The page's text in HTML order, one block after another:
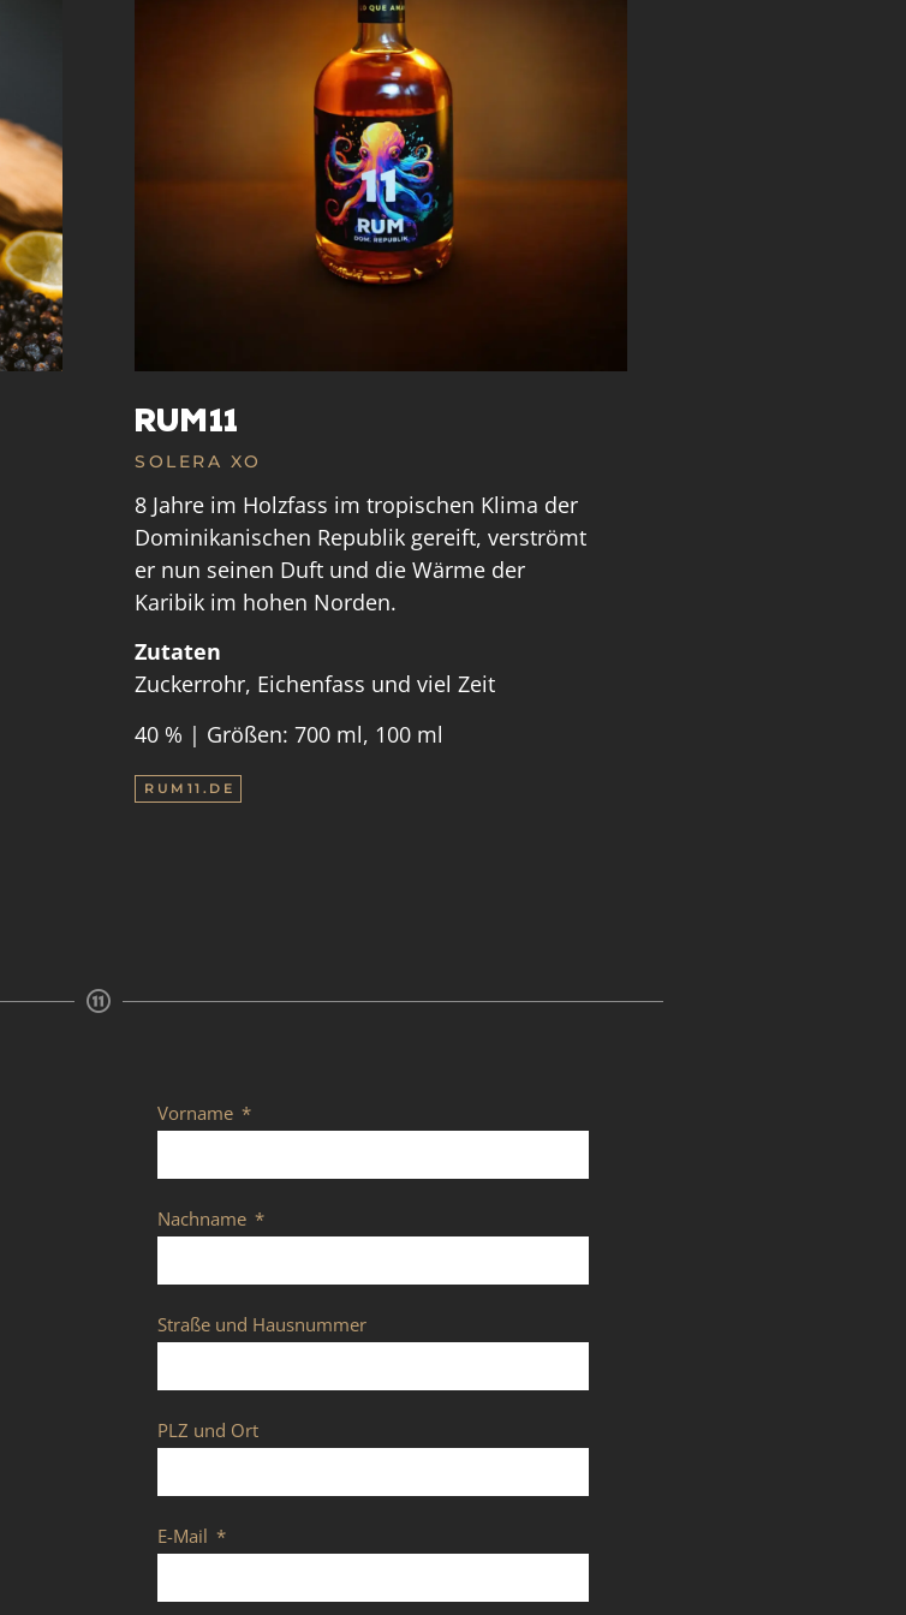
RUM11
SOLERA XO
8 Jahre im Holzfass im tropischen Klima der
Dominikanischen Republik gereift, verströmt
er nun seinen Duft und die Wärme der
Karibik im hohen Norden.
Zutaten
Zuckerrohr, Eichenfass und viel Zeit
40 % | Größen: 700 ml, 100 ml
RUM11.DE
Vorname
Nachname
Straße und Hausnummer
PLZ und Ort
E-Mail